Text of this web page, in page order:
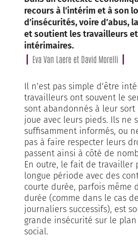
recours à l’intérim et à son
d’insécurités, voire d’abus,
et soutient les travailleurs
intérimaires.
Eva Van Laere et David Morelli
Il n’est pas simple d’être
travailleurs ont souvent le
sont abandonnés à leur sort
joue avec leurs pieds. Ils ne
suffisamment informés, ou
pas à faire respecter leurs
passent ainsi à côté de
En outre, le fait de travailler
longue période avec des
courte durée, parfois même
durée (comme dans le cas
journaliers successifs), est
grande insécurité sur le
social.